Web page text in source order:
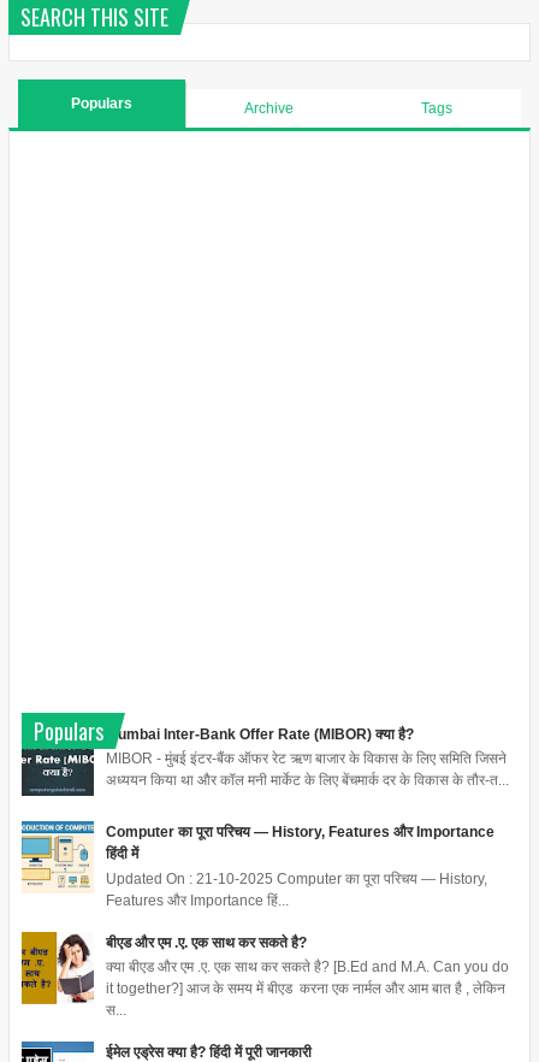
SEARCH THIS SITE
Populars Archive Tags
Populars
Mumbai Inter-Bank Offer Rate (MIBOR) क्या है?
MIBOR - मुंबई इंटर-बैंक ऑफर रेट ऋण बाजार के विकास के लिए समिति जिसने
अध्ययन किया था और कॉल मनी मार्केट के लिए बेंचमार्क दर के विकास के तौर-त...
Computer का पूरा परिचय — History, Features और Importance
हिंदी में
Updated On : 21-10-2025 Computer का पूरा परिचय — History,
Features और Importance हिं...
बीएड और एम .ए. एक साथ कर सकते है?
क्या बीएड और एम .ए. एक साथ कर सकते है? [B.Ed and M.A. Can you do
it together?] आज के समय में बीएड करना एक नार्मल और आम बात है , लेकिन
स...
ईमेल एड्रेस क्या है? हिंदी में पूरी जानकारी